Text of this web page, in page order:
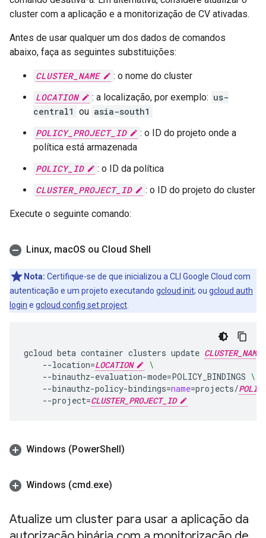
cluster com a aplicação e a monitorização de CV ativadas.
Antes de usar qualquer um dos dados de comandos
abaixo, faça as seguintes substituições:
CLUSTER_NAME
: o nome do cluster
LOCATION
: a localização, por exemplo: us-
central1 ou asia-south1
POLICY_PROJECT_ID
: o ID do projeto onde a
política está armazenada
POLICY_ID
: o ID da política
CLUSTER_PROJECT_ID
: o ID do projeto do cluster
Execute o seguinte comando:
Linux, macOS ou Cloud Shell
Nota: Certifique-se de que inicializou a CLI Google Cloud com
autenticação e um projeto executando gcloud init; ou gcloud auth
login e gcloud config set project
gcloud beta container clusters update CLUSTER_NAME
--location=LOCATION
\
--binauthz-evaluation-mode=POLICY_BINDINGS \
--binauthz-policy-bindings=name=projects/
--project=CLUSTER_PROJECT_ID
Windows (PowerShell)
Windows (cmd.exe)
Atualize um cluster para usar a aplicação da